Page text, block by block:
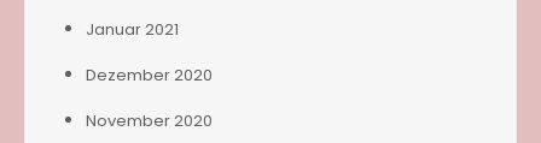
Januar 2021
Dezember 2020
November 2020